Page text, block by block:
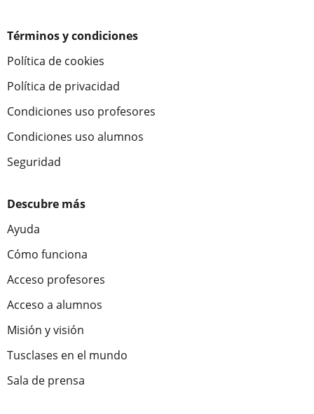
Términos y condiciones
Política de cookies
Política de privacidad
Condiciones uso profesores
Condiciones uso alumnos
Seguridad
Descubre más
Ayuda
Cómo funciona
Acceso profesores
Acceso a alumnos
Misión y visión
Tusclases en el mundo
Sala de prensa